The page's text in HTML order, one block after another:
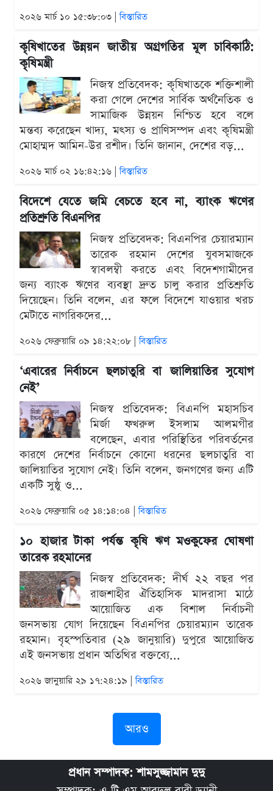
২০২৬ মার্চ ১০ ১৫:৩৮:০৩ |বিস্তারিত
কৃষিখাতের উন্নয়ন জাতীয় অগ্রগতির মূল চাবিকাঠি:
কৃষিমন্ত্রী
নিজস্ব প্রতিবেদক: কৃষিখাতকে শক্তিশালী
করা গেলে দেশের সার্বিক অর্থনৈতিক ও
সামাজিক উন্নয়ন নিশ্চিত হবে বলে
মন্তব্য করেছেন খাদ্য, মৎস্য ও প্রাণিসম্পদ এবং কৃষিমন্ত্রী
মোহাম্মদ আমিন-উর রশীদ। তিনি জানান, দেশের বড়...
২০২৬ মার্চ ০২ ১৬:৪২:১৬ |বিস্তারিত
বিদেশে যেতে জমি বেচতে হবে না, ব্যাংক ঋণের
প্রতিশ্রুতি বিএনপির
নিজস্ব প্রতিবেদক: বিএনপির চেয়ারম্যান
তারেক রহমান দেশের যুবসমাজকে
স্বাবলম্বী করতে এবং বিদেশগামীদের
জন্য ব্যাংক ঋণের ব্যবস্থা দ্রুত চালু করার প্রতিশ্রুতি
দিয়েছেন। তিনি বলেন, এর ফলে বিদেশে যাওয়ার খরচ
মেটাতে নাগরিকদের...
২০২৬ ফেব্রুয়ারি ০৯ ১৪:২২:০৮ |বিস্তারিত
‘এবারের নির্বাচনে ছলচাতুরি বা জালিয়াতির সুযোগ
নেই’
নিজস্ব প্রতিবেদক: বিএনপি মহাসচিব
মির্জা ফখরুল ইসলাম আলমগীর
বলেছেন, এবার পরিস্থিতির পরিবর্তনের
কারণে দেশের নির্বাচনে কোনো ধরনের ছলচাতুরি বা
জালিয়াতির সুযোগ নেই। তিনি বলেন, জনগণের জন্য এটি
একটি সুষ্ঠু ও...
২০২৬ ফেব্রুয়ারি ০৫ ১৪:১৪:০৪ |বিস্তারিত
১০ হাজার টাকা পর্যন্ত কৃষি ঋণ মওকুফের ঘোষণা
তারেক রহমানের
নিজস্ব প্রতিবেদক: দীর্ঘ ২২ বছর পর
রাজশাহীর ঐতিহাসিক মাদরাসা মাঠে
আয়োজিত এক বিশাল নির্বাচনী
জনসভায় যোগ দিয়েছেন বিএনপির চেয়ারম্যান তারেক
রহমান। বৃহস্পতিবার (২৯ জানুয়ারি) দুপুরে আয়োজিত
এই জনসভায় প্রধান অতিথির বক্তব্যে...
২০২৬ জানুয়ারি ২৯ ১৭:২৪:১৯ |বিস্তারিত
আরও
প্রধান সম্পাদক: শামসুজ্জামান দুদু